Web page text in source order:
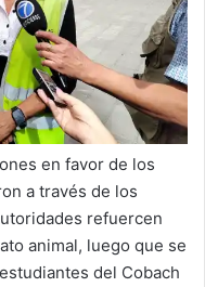
en favor de los
a través de los
refuercen
animal, luego que se
del Cobach